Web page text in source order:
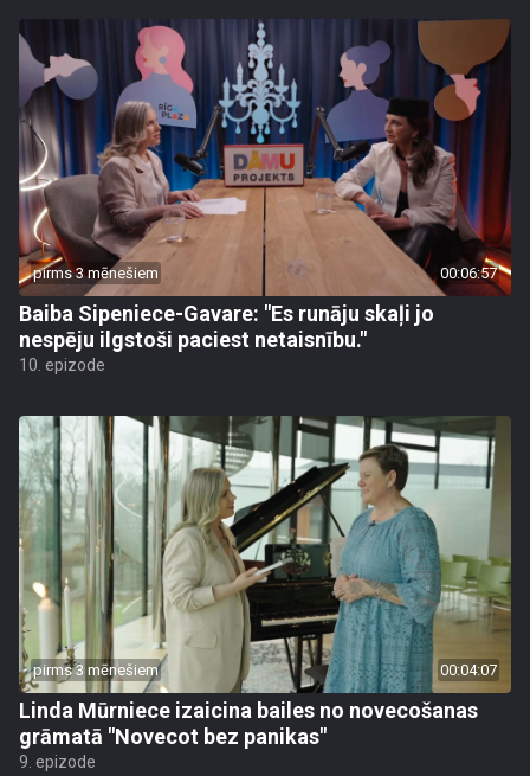
pirms 3 mēnešiem 00:06:57
Baiba Sipeniece-Gavare: "Es runāju skaļi jo
nespēju ilgstoši paciest netaisnību."
10. epizode
pirms 3 mēnešiem 00:04:07
Linda Mūrniece izaicina bailes no novecošanas
grāmatā "Novecot bez panikas"
9. epizode